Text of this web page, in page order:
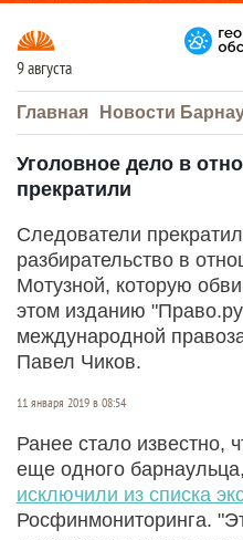
9 августа
Главная Новости
Уголовное дело в
прекратили
Следователи
разбирательство в
Мотузной, которую
этом изданию
международной
Павел Чиков.
11 января 2019 в 08:54
Ранее стало известно,
еще одного
исключили из списка
Росфинмониторинга.